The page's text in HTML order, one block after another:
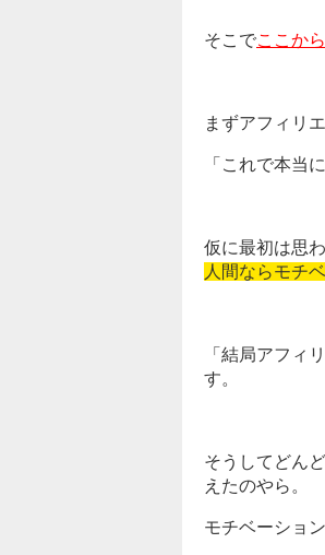
そこでここか
まずアフィリ
「これで本当
仮に最初は思
人間ならモチ
「結局アフィ
す。
そうしてどん
えたのやら。
モチベーショ